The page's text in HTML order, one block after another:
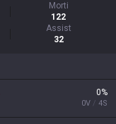
Morti
122
Assist
32
0%
0V / 4S